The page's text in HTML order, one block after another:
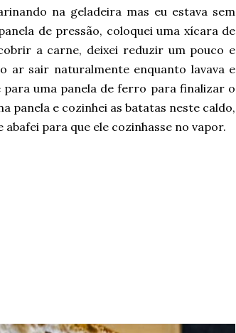
na geladeira mas eu estava sem
de pressão, coloquei uma xícara de
a carne, deixei reduzir um pouco e
ar sair naturalmente enquanto lavava e
uma panela de ferro para finalizar o
panela e cozinhei as batatas neste caldo,
para que ele cozinhasse no vapor.